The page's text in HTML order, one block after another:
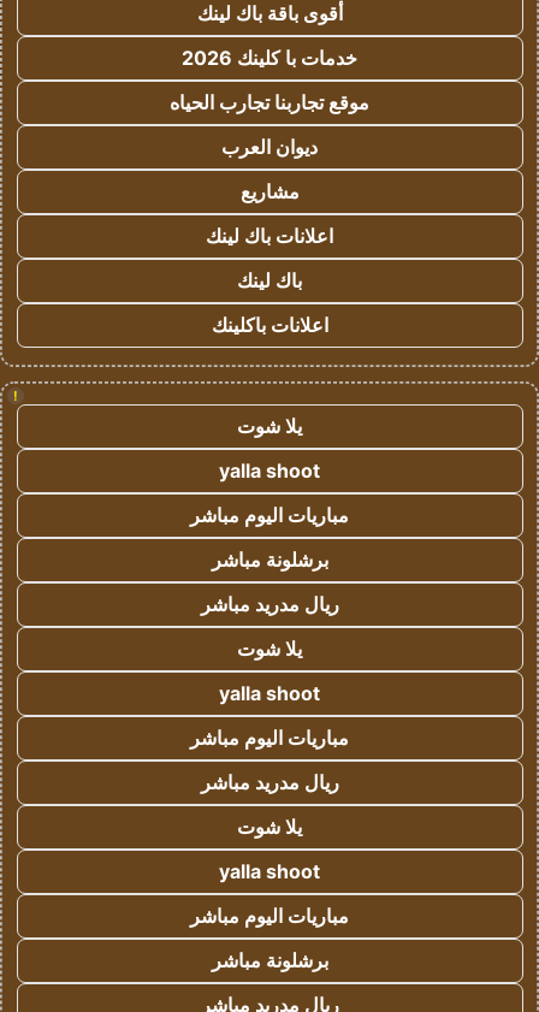
أقوى باقة باك لينك
خدمات با كلينك 2026
موقع تجاربنا تجارب الحياه
ديوان العرب
مشاريع
اعلانات باك لينك
باك لينك
اعلانات باكلينك
!
يلا شوت
yalla shoot
مباريات اليوم مباشر
برشلونة مباشر
ريال مدريد مباشر
يلا شوت
yalla shoot
مباريات اليوم مباشر
ريال مدريد مباشر
يلا شوت
yalla shoot
مباريات اليوم مباشر
برشلونة مباشر
ريال مدريد مباشر